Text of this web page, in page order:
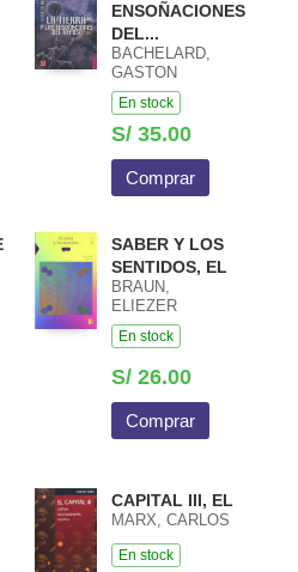
ENSOÑACIONES
DEL...
BACHELARD,
GASTON
En stock
S/ 35.00
Comprar
SABER Y LOS
SENTIDOS, EL
BRAUN,
ELIEZER
En stock
S/ 26.00
Comprar
CAPITAL III, EL
MARX, CARLOS
En stock